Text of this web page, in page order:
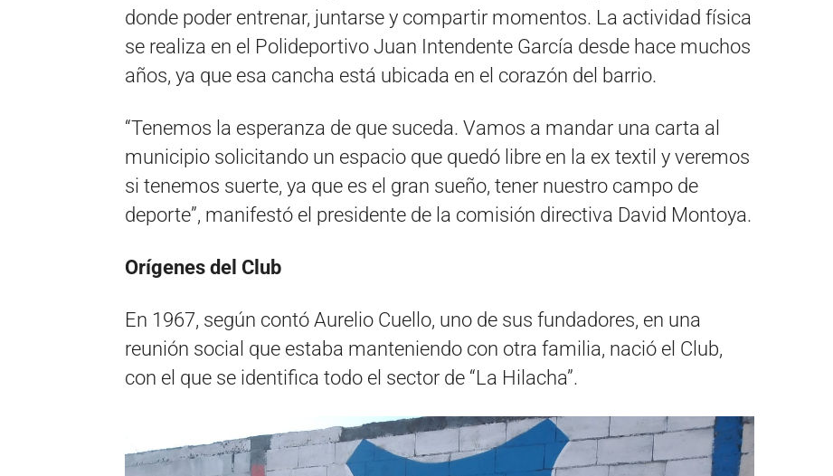
donde poder entrenar, juntarse y compartir momentos. La actividad física
se realiza en el Polideportivo Juan Intendente García desde hace muchos
años, ya que esa cancha está ubicada en el corazón del barrio.
“Tenemos la esperanza de que suceda. Vamos a mandar una carta al
municipio solicitando un espacio que quedó libre en la ex textil y veremos
si tenemos suerte, ya que es el gran sueño, tener nuestro campo de
deporte”, manifestó el presidente de la comisión directiva David Montoya.
Orígenes del Club
En 1967, según contó Aurelio Cuello, uno de sus fundadores, en una
reunión social que estaba manteniendo con otra familia, nació el Club,
con el que se identifica todo el sector de “La Hilacha”.